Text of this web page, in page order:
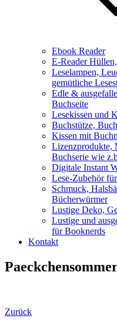
Ebook Reader
E-Reader
Leselampen,
gemütliche
Edle &
Buchseite
Lesekissen und
Buchstütze,
Kissen mit
Lizenzprodukte,
Buchserie wie
Digitale Instant
Lese-Zubehör
Schmuck,
Bücherwürmer
Lustige Deko,
Lustige und
für Booknerds
Kontakt
Beitragsnavigation
Vorheriger
Zurück